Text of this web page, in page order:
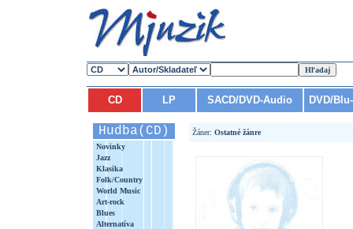
CD LP SACD/DVD-Audio DVD/
Hudba(CD)
Novinky
Jazz
Klasika
Folk/Country
World Music
Art-rock
Blues
Alternatíva
Žáner: Ostatné žánre